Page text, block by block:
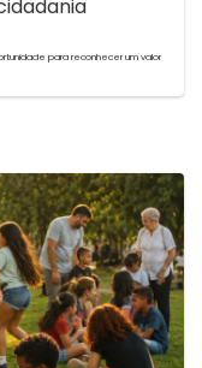
para reconhecer um valor